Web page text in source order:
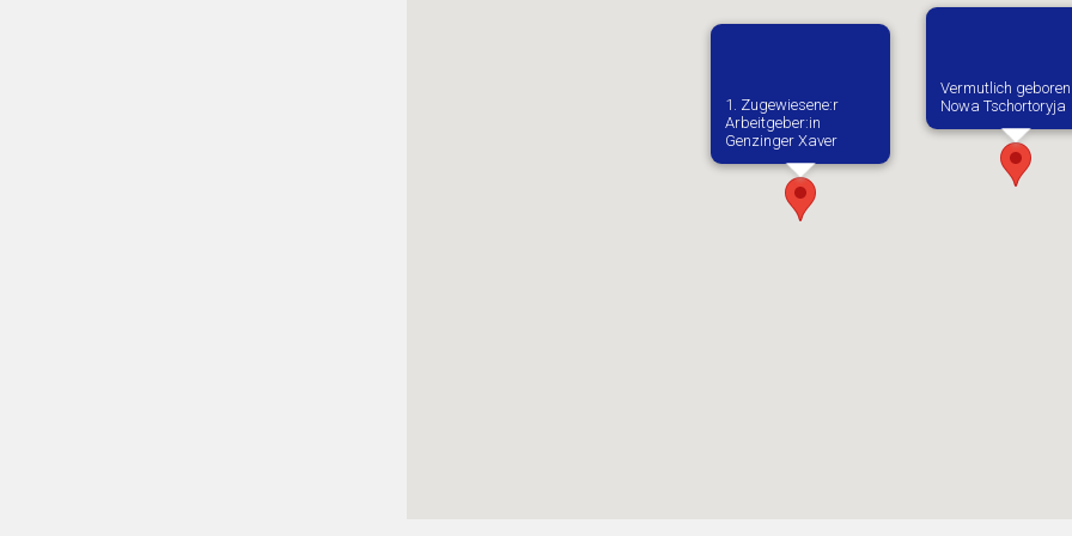
Vermutlich
Nowa Tschortoryja
1. Zugewiesene:r
Arbeitgeber:in​
Genzinger Xaver